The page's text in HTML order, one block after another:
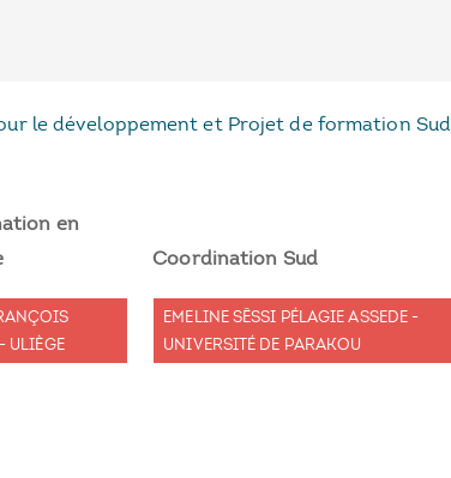
le développement et Projet de formation Sud
en
Coordination Sud
ULIÈGE
EMELINE SÊSSI PÉLAGIE ASSEDE -
UNIVERSITÉ DE PARAKOU